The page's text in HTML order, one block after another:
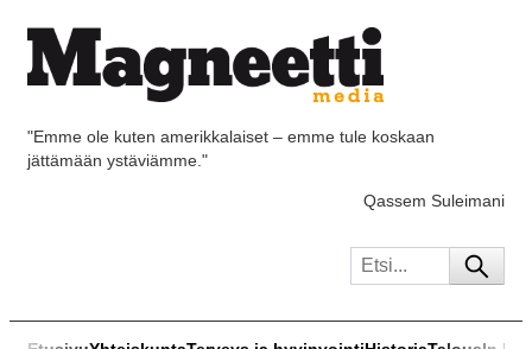
"Emme ole kuten amerikkalaiset – emme tule koskaan
jättämään ystäviämme."
Qassem Suleimani